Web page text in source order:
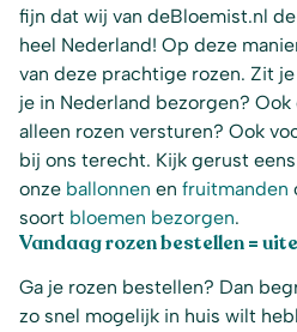
fijn dat wij van deBloemist.nl
heel Nederland! Op deze
van deze prachtige rozen. Zit
je in Nederland bezorgen?
alleen rozen versturen? Ook
bij ons terecht. Kijk gerust
onze ballonnen en fruitmanden
soort bloemen bezorgen.
Vandaag rozen bestellen =
Ga je rozen bestellen? Dan
zo snel mogelijk in huis wilt